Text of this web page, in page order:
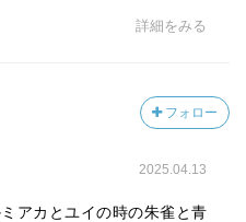
詳細をみる
フォロー
2025.04.13
アカとユイの時の朱雀と青